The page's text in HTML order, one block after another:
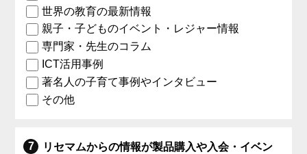
世界の教育の最新情報
親子・子どものイベント・レジャー情報
専門家・先生のコラム
ICT活用事例
著名人の子育て事例やインタビュー
その他
リセマムからの情報が製品購入や入会・イベン